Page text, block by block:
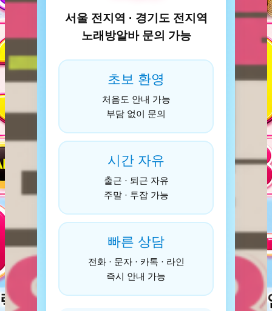
서울 전지역 · 경기도 전지역
노래방알바 문의 가능
초보 환영
처음도 안내 가능
부담 없이 문의
시간 자유
출근 · 퇴근 자유
주말 · 투잡 가능
빠른 상담
전화 · 문자 · 카톡 · 라인
즉시 안내 가능